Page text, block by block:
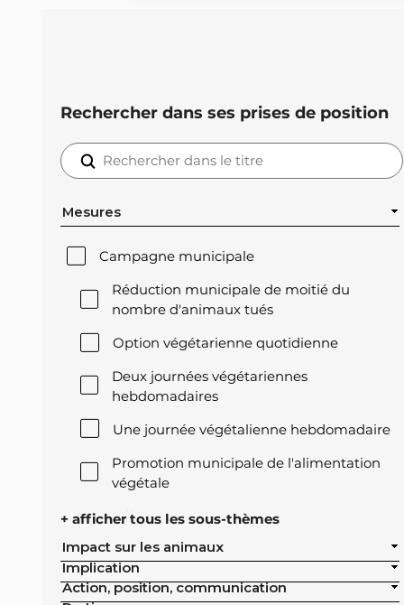
Rechercher dans ses prises de position
Mesures
Campagne municipale
Réduction municipale de moitié du
nombre d'animaux tués
Option végétarienne quotidienne
Deux journées végétariennes
hebdomadaires
Une journée végétalienne hebdomadaire
Promotion municipale de l'alimentation
végétale
Offre végétale lors des réceptions
Exclusion de l'élevage intensif des achats
publics de la ville
+ afficher tous les sous-thèmes
Impact sur les animaux
Implication
Action, position, communication